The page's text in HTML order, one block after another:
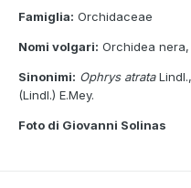
Famiglia: Orchidaceae
Nomi volgari: Orchidea
Sinonimi: Ophrys atrataLindl.,
(Lindl.) E.Mey.
Foto di Giovanni Solinas